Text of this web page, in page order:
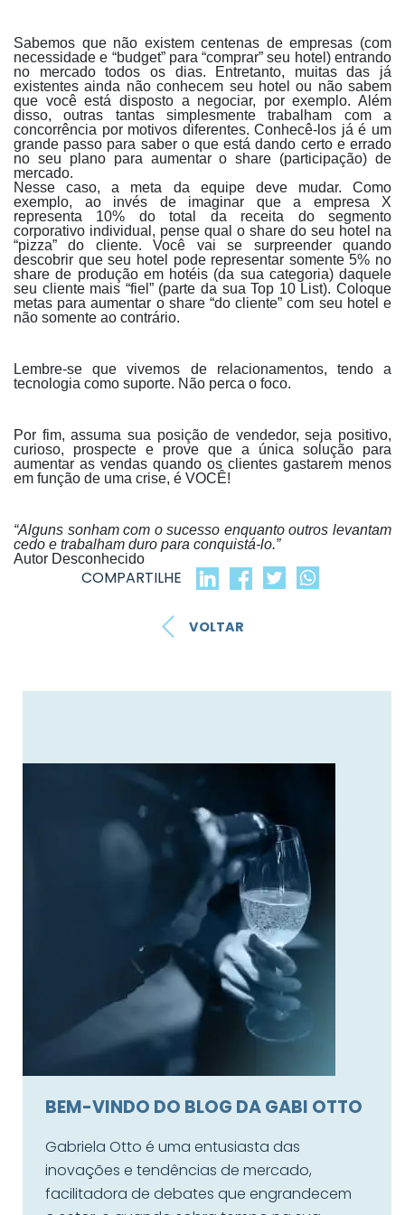
Sabemos que não existem centenas de empresas (com
necessidade e “budget” para “comprar” seu hotel) entrando
no mercado todos os dias. Entretanto, muitas das já
existentes ainda não conhecem seu hotel ou não sabem
que você está disposto a negociar, por exemplo. Além
disso, outras tantas simplesmente trabalham com a
concorrência por motivos diferentes. Conhecê-los já é um
grande passo para saber o que está dando certo e errado
no seu plano para aumentar o share (participação) de
mercado.
Nesse caso, a meta da equipe deve mudar. Como
exemplo, ao invés de imaginar que a empresa X
representa 10% do total da receita do segmento
corporativo individual, pense qual o share do seu hotel na
“pizza” do cliente. Você vai se surpreender quando
descobrir que seu hotel pode representar somente 5% no
share de produção em hotéis (da sua categoria) daquele
seu cliente mais “fiel” (parte da sua Top 10 List). Coloque
metas para aumentar o share “do cliente” com seu hotel e
não somente ao contrário.
Lembre-se que vivemos de relacionamentos, tendo a
tecnologia como suporte. Não perca o foco.
Por fim, assuma sua posição de vendedor, seja positivo,
curioso, prospecte e prove que a única solução para
aumentar as vendas quando os clientes gastarem menos
em função de uma crise, é VOCÊ!
“Alguns sonham com o sucesso enquanto outros levantam
cedo e trabalham duro para conquistá-lo.”
Autor Desconhecido
COMPARTILHE
VOLTAR
BEM-VINDO DO BLOG DA GABI OTTO
Gabriela Otto é uma entusiasta das
inovações e tendências de mercado,
facilitadora de debates que engrandecem